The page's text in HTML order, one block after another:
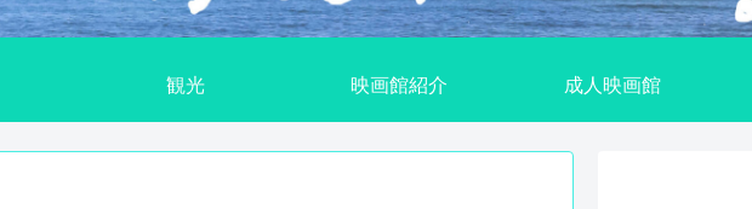
観光 映画館紹介 成人映画館